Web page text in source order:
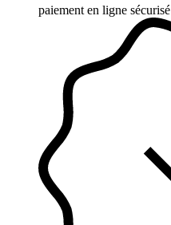
paiement en ligne sécurisé